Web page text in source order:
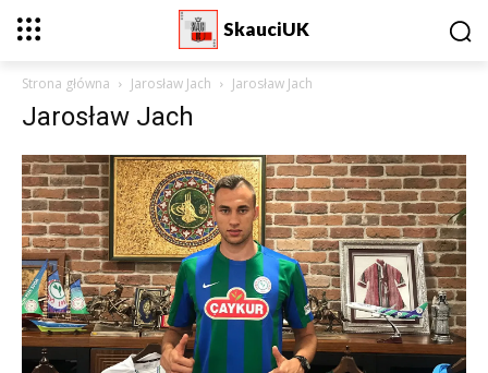
SkauciUK
Strona główna Jarosław Jach Jarosław Jach
Jarosław Jach